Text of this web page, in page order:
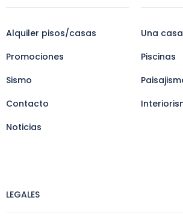
Alquiler pisos/casas
Promociones
Sismo
Contacto
Noticias
Una
Piscinas
LEGALES